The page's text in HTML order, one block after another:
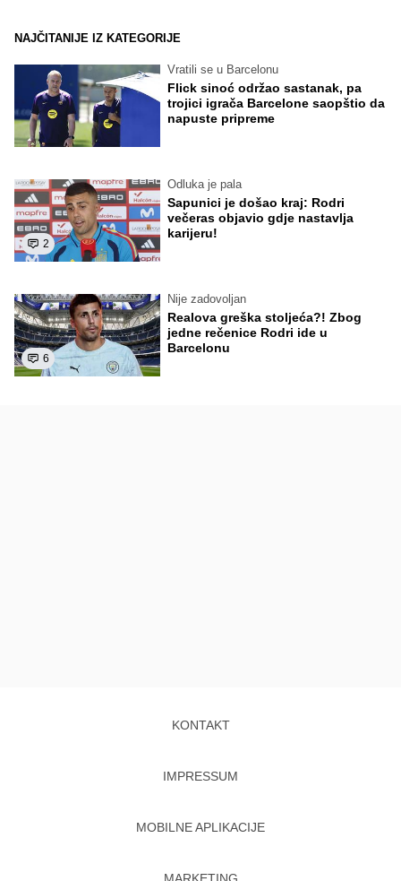
NAJČITANIJE IZ KATEGORIJE
Vratili se u Barcelonu
Flick sinoć održao sastanak, pa
trojici igrača Barcelone saopštio da
napuste pripreme
2
Odluka je pala
Sapunici je došao kraj: Rodri
večeras objavio gdje nastavlja
karijeru!
6
Nije zadovoljan
Realova greška stoljeća?! Zbog
jedne rečenice Rodri ide u
Barcelonu
KONTAKT
IMPRESSUM
MOBILNE APLIKACIJE